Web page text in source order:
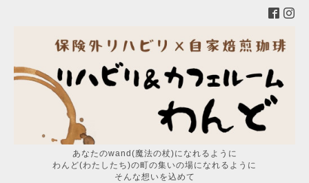
あなたのwand(魔法の杖)になれるように
わんど(わたしたち)の町の集いの場になれるように
そんな想いを込めて